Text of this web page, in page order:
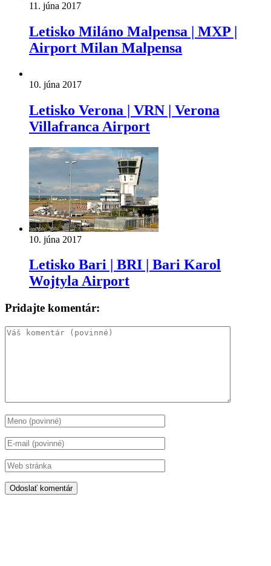
11. júna 2017
Letisko Miláno Malpensa | MXP |
Airport Milan Malpensa
10. júna 2017
Letisko Verona | VRN | Verona
Villafranca Airport
10. júna 2017
Letisko Bari | BRI | Bari Karol
Wojtyla Airport
Pridajte komentár: